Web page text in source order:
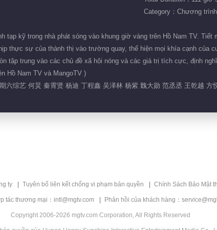
Category：Chương
tạp kỹ trong nhà phát sóng vào khung giờ vàng trên Hồ Nam TV.
thực sự của thành thị vào trường quay, thể hiện mọi khía cạnh của
tập trung vào các chủ đề xã hội nóng và các giá trị tích cực, định
Hồ Nam TV và MangoTV )
六综艺 何炅 秦霄贤 杨迪 丁程鑫 吴泽林 杨紫 魏大勋 范丞丞 王乾越 方
ty Tuyên bố liên kết chống vi phạm bản quyền Chính Sách Bảo Mật
tác thương mại：intl@mgtv.com Phản hồi của khách hàng：
Copyright 2006-2026 mgtv.com Corporation, All Rights Reserved